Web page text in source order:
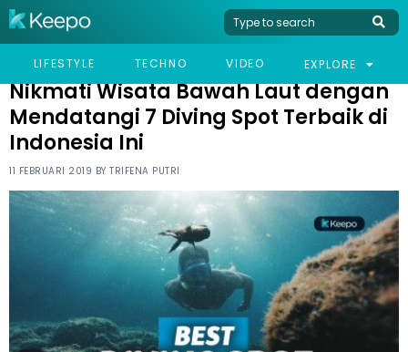
LIFESTYLE TECHNO VIDEO EXPLORE
HOME TRAVEL
NIKMATI WISATA BAWAH LAUT DENGAN MENDATANGI 7 DIVING
Nikmati Wisata Bawah Laut dengan
Mendatangi 7 Diving Spot Terbaik di
Indonesia Ini
11 FEBRUARI 2019 BY TRIFENA PUTRI